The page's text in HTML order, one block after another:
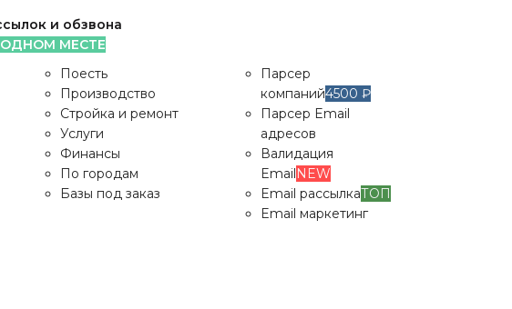
и обзвона
ОДНОМ МЕСТЕ
Поесть
Производство
Стройка и ремонт
Услуги
Финансы
По городам
Базы под заказ
Парсер
компаний4500 ₽
Парсер Email
адресов
Валидация
EmailNEW
Email рассылкаТОП
Email маркетинг
МЕСТЕ